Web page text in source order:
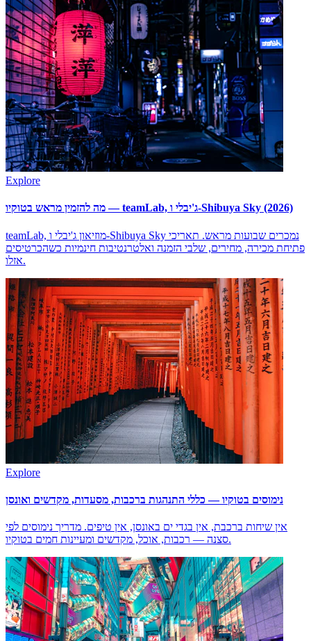
Explore
מה להזמין מראש בטוקיו — teamLab, ג'יבלי ו-Shibuya Sky (2026)
teamLab, מוזיאון ג'יבלי ו-Shibuya Sky נמכרים שבועות מראש. תאריכי
פתיחת מכירה, מחירים, שלבי הזמנה ואלטרנטיבות חינמיות כשהכרטיסים
אזלו.
Explore
נימוסים בטוקיו — כללי התנהגות ברכבות, מסעדות, מקדשים ואונסן
אין שיחות ברכבת, אין בגדי ים באונסן, אין טיפים. מדריך נימוסים לפי
סצנה — רכבות, אוכל, מקדשים ומעיינות חמים בטוקיו.